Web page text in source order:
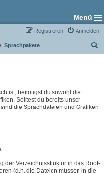
Menü
Anmelden
Registrieren
Sprachpakete
ist, benötigst du sowohl die
Solltest du bereits unser
die Sprachdateien und Grafiken
der Verzeichnisstruktur in das Root-
(d.h. die Dateien müssen in die